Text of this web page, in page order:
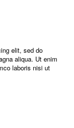
elit, sed do
aliqua. Ut enim
laboris nisi ut